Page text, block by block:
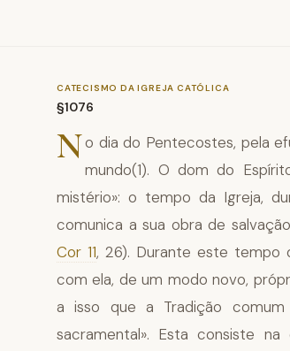
Católica
CATECISMO DA IGREJA CATÓLICA
§1076
No dia do Pentecostes, pela
mundo(1). O dom do
mistério»: o tempo da Igreja,
comunica a sua obra de
Cor 11, 26). Durante este tempo
com ela, de um modo novo,
a isso que a Tradição
sacramental». Esta consiste